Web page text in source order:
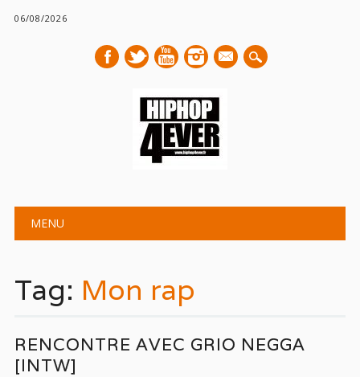
06/08/2026
mail
Main menu
MENU
Tag: Mon rap
RENCONTRE AVEC GRIO NEGGA
[INTW]